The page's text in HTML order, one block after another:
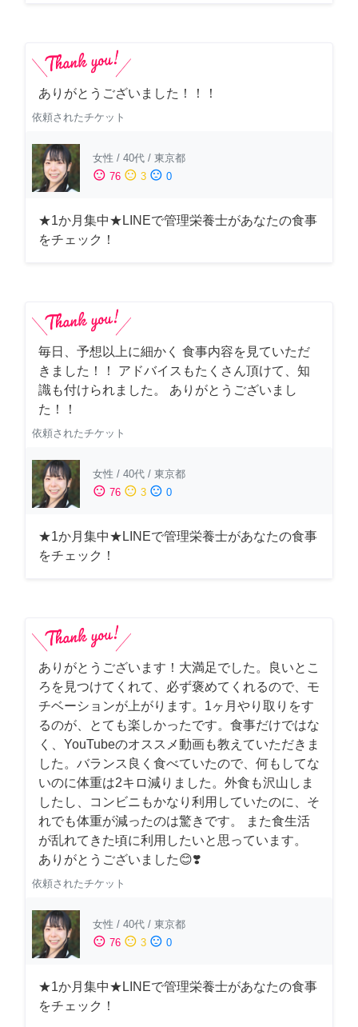
ありがとうございました！！！
依頼されたチケット
女性 / 40代 / 東京都
sentiment_satisfied 76 sentiment_neutral 3 sentiment_dissatisfied 0
★1か月集中★LINEで管理栄養士があなたの食事
をチェック！
毎日、予想以上に細かく 食事内容を見ていただ
きました！！ アドバイスもたくさん頂けて、知
識も付けられました。 ありがとうございまし
た！！
依頼されたチケット
女性 / 40代 / 東京都
sentiment_satisfied 76 sentiment_neutral 3 sentiment_dissatisfied 0
★1か月集中★LINEで管理栄養士があなたの食事
をチェック！
ありがとうございます！大満足でした。良いとこ
ろを見つけてくれて、必ず褒めてくれるので、モ
チベーションが上がります。1ヶ月やり取りをす
るのが、とても楽しかったです。食事だけではな
く、YouTubeのオススメ動画も教えていただきま
した。バランス良く食べていたので、何もしてな
いのに体重は2キロ減りました。外食も沢山しま
したし、コンビニもかなり利用していたのに、そ
れでも体重が減ったのは驚きです。 また食生活
が乱れてきた頃に利用したいと思っています。
ありがとうございました😊❣️
依頼されたチケット
女性 / 40代 / 東京都
sentiment_satisfied 76 sentiment_neutral 3 sentiment_dissatisfied 0
★1か月集中★LINEで管理栄養士があなたの食事
をチェック！